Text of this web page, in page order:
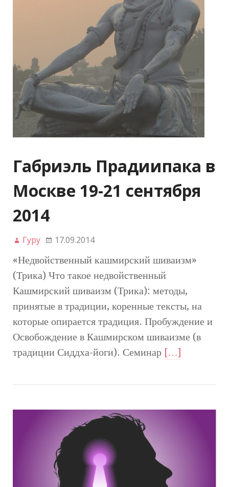
Габриэль Прадиипака в
Москве 19-21 сентября
2014
Гуру 17.09.2014
«Недвойственный кашмирский шиваизм»
(Трика) Что такое недвойственный
Кашмирский шиваизм (Трика): методы,
принятые в традиции, коренные тексты, на
которые опирается традиция. Пробуждение и
Освобождение в Кашмирском шиваизме (в
традиции Сиддха-йоги). Семинар […]